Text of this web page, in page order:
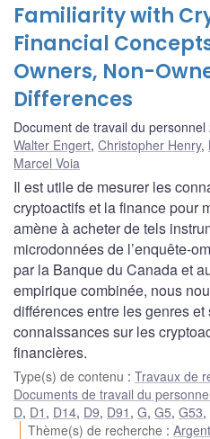
Familiarity with
Financial
Owners, Non-
Differences
Document de travail du personnel
Walter Engert, Christopher Henry,
Marcel Voia
Il est utile de mesurer les
cryptoactifs et la finance pour
amène à acheter de tels
microdonnées de l’enquête-
par la Banque du Canada et
empirique combinée, nous
différences entre les genres
connaissances sur les
financières.
Type(s) de contenu : Travaux de
Documents de travail du personnel
D, D1 , D14, D9, D91 , G, G5, G53,
Thème(s) de recherche :